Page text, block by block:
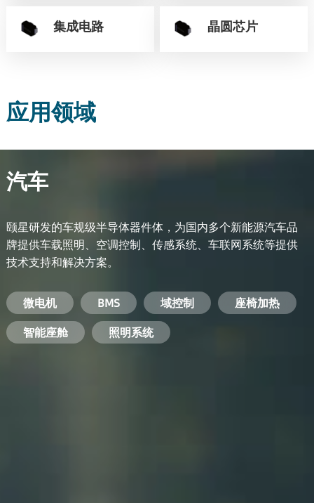
集成电路 晶圆芯片
应用领域
汽车
颐星研发的车规级半导体器件体，为国内多个新能源汽车品
牌提供车载照明、空调控制、传感系统、车联网系统等提供
技术支持和解决方案。
微电机 BMS 域控制
座椅加热
智能座舱
照明系统
电池管理系统
储能逆变器
工业电焊机 变频器
电机驱动
安防摄像头
开关电源 手机充电器
服务器电源
PC电源
电脑 手机 基站 机顶盒
智能农业 智能医疗
智能交通
智能家居